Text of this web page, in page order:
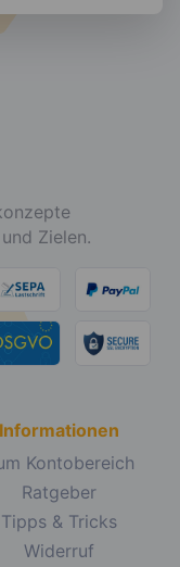
Zielen.
Informationen
Kontobereich
Ratgeber
Tipps & Tricks
Widerruf